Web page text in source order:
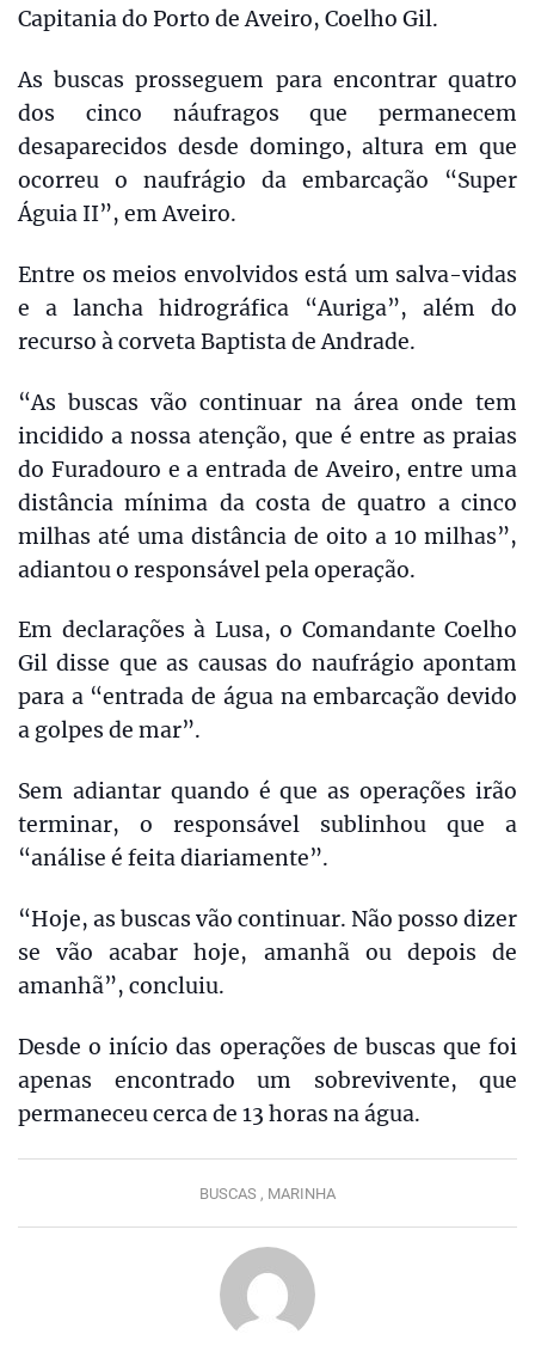
Capitania do Porto de Aveiro, Coelho Gil.
As buscas prosseguem para encontrar quatro
dos cinco náufragos que permanecem
desaparecidos desde domingo, altura em que
ocorreu o naufrágio da embarcação “Super
Águia II”, em Aveiro.
Entre os meios envolvidos está um salva-vidas
e a lancha hidrográfica “Auriga”, além do
recurso à corveta Baptista de Andrade.
“As buscas vão continuar na área onde tem
incidido a nossa atenção, que é entre as praias
do Furadouro e a entrada de Aveiro, entre uma
distância mínima da costa de quatro a cinco
milhas até uma distância de oito a 10 milhas”,
adiantou o responsável pela operação.
Em declarações à Lusa, o Comandante Coelho
Gil disse que as causas do naufrágio apontam
para a “entrada de água na embarcação devido
a golpes de mar”.
Sem adiantar quando é que as operações irão
terminar, o responsável sublinhou que a
“análise é feita diariamente”.
“Hoje, as buscas vão continuar. Não posso dizer
se vão acabar hoje, amanhã ou depois de
amanhã”, concluiu.
Desde o início das operações de buscas que foi
apenas encontrado um sobrevivente, que
permaneceu cerca de 13 horas na água.
BUSCAS , MARINHA